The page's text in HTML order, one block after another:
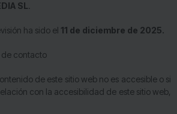
SL
ha sido el 11 de diciembre de 2025.
de contacto
de este sitio web no es accesible o si
con la accesibilidad de este sitio web,